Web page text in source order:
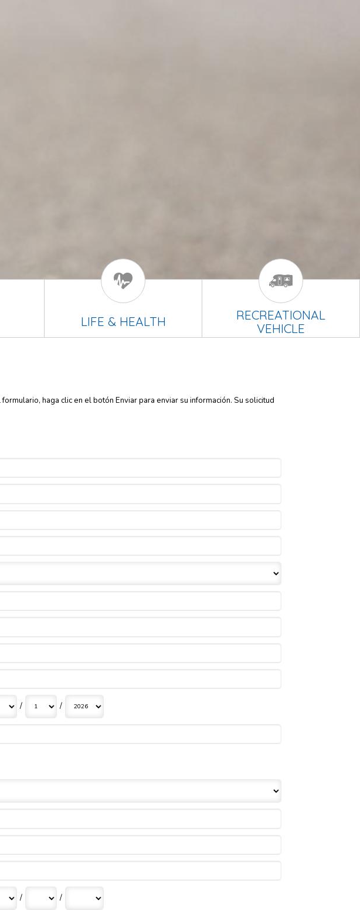
LIFE & HEALTH
RECREATIONAL
VEHICLE
haga clic en el botón Enviar para enviar su información. Su solicitud
/ /
/ /